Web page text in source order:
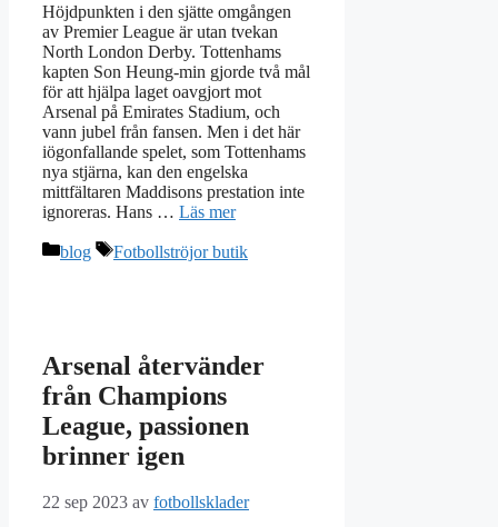
Höjdpunkten i den sjätte omgången
av Premier League är utan tvekan
North London Derby. Tottenhams
kapten Son Heung-min gjorde två mål
för att hjälpa laget oavgjort mot
Arsenal på Emirates Stadium, och
vann jubel från fansen. Men i det här
iögonfallande spelet, som Tottenhams
nya stjärna, kan den engelska
mittfältaren Maddisons prestation inte
ignoreras. Hans … Läs mer
Kategorier
blog Etiketter
Fotbollströjor butik
Arsenal återvänder
från Champions
League, passionen
brinner igen
22 sep 2023 av fotbollsklader